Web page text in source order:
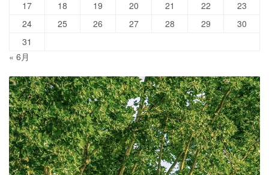
17
18 19 20 21 22
23
24
25 26 27 28 29
30
31
« 6月